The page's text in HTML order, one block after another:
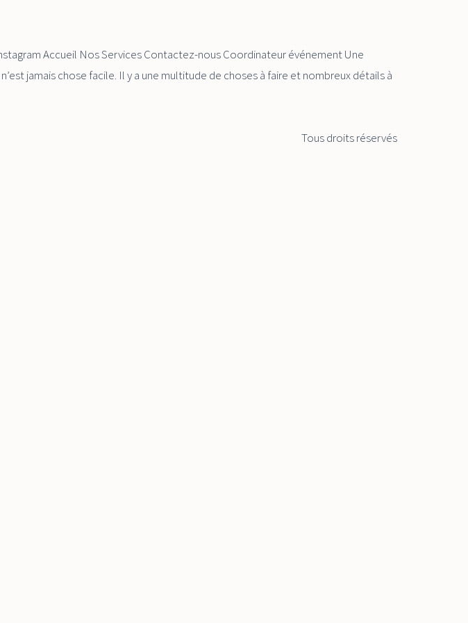
Accueil Nos Services Contactez-nous Coordinateur événement Une
jamais chose facile. Il y a une multitude de choses à faire et nombreux détails à
Tous droits réservés